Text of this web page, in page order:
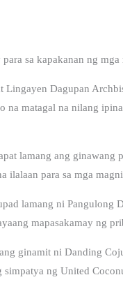
sa kapakanan ng
Dagupan
na matagal na nilang
lamang ang ginawang
ilalaan para sa mga
lamang ni Pangulong
mapasakamay ng
ginamit ni Danding
ng United